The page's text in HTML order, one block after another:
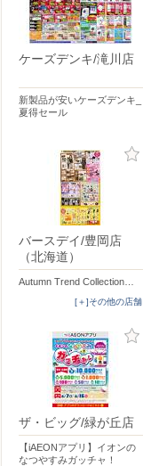
ケーズデンキ/滝川店
新製品が安いケーズデンキ_
夏得セール
バースデイ/豊岡店
（北海道）
Autumn Trend Collection…
[＋]その他の店舗
ザ・ビッグ/緑が丘店
【iAEONアプリ】イオンの
なつやすみガッチャ！